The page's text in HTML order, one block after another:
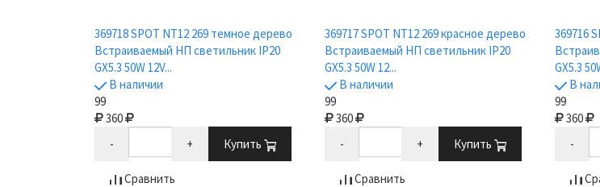
369718 SPOT NT12 269 темное дерево
Встраиваемый НП светильник IP20
GX5.3 50W 12V...
В наличии
99
360
-
+ Купить
Сравнить
369717 SPOT NT12 269 красное дерево
Встраиваемый НП светильник IP20
GX5.3 50W 12...
В наличии
99
360
-
+ Купить
Сравнить
369716
GX5.3
В
99
360
-